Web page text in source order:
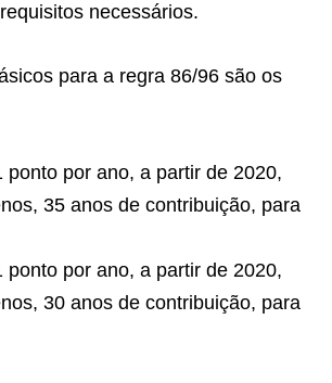
necessários.
para a regra 86/96 são os
ponto por ano, a partir de 2020,
35 anos de contribuição, para
ponto por ano, a partir de 2020,
30 anos de contribuição, para